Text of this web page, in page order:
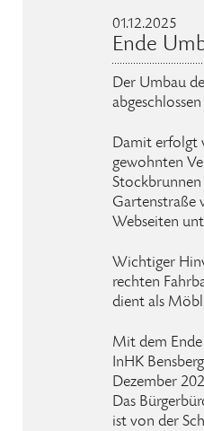
01.12.2025
Ende
Der Umbau
abgeschlossen
Damit erfolgt
gewohnten
Gartenstraße
Webseiten
Wichtiger
rechten
dient als
Mit dem
InHK
Dezember
Das
ist von der